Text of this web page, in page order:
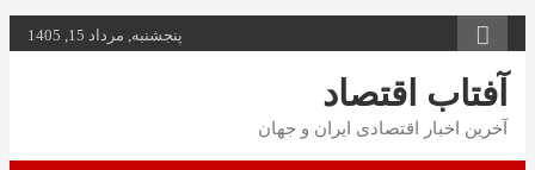
محتوا
بروید
پنجشنبه, مرداد 15, 1405
آفتاب اقتصاد
آخرین اخبار اقتصادی ایران و جهان